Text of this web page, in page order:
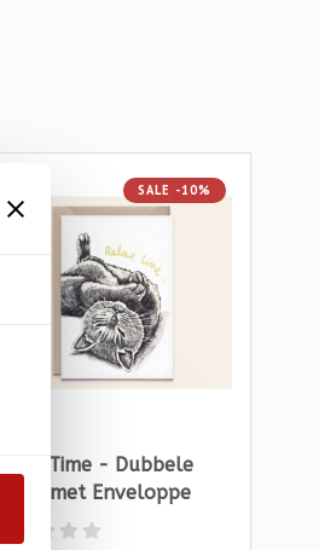
SALE -10%
Relax Time - Dubbele
Kaart met Enveloppe